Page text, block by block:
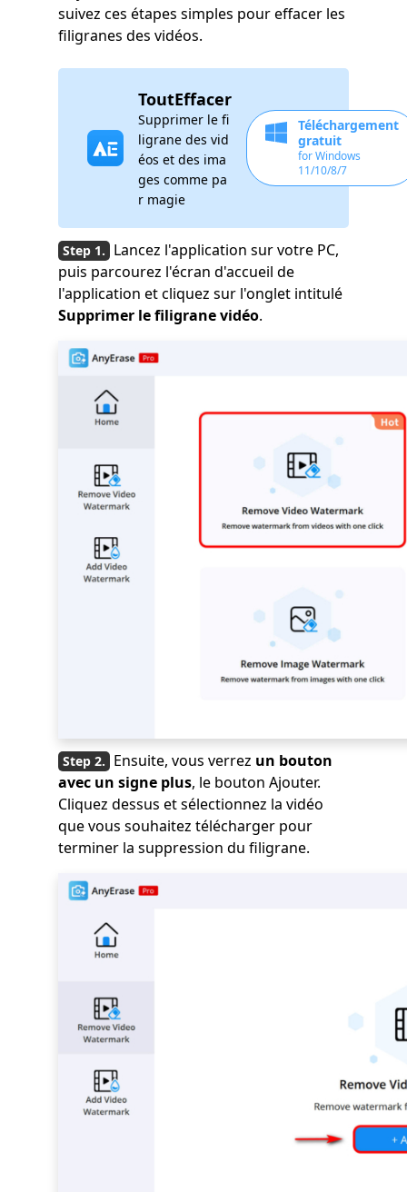
suivez ces étapes simples pour effacer les
filigranes des vidéos.
ToutEffacer
Supprimer le fi
ligrane des vid
éos et des ima
ges comme pa
r magie
Téléchargement
gratuit
for Windows
11/10/8/7
Lancez l'application sur votre PC,
puis parcourez l'écran d'accueil de
l'application et cliquez sur l'onglet intitulé
Supprimer le filigrane vidéo.
Ensuite, vous verrez un bouton
avec un signe plus, le bouton Ajouter.
Cliquez dessus et sélectionnez la vidéo
que vous souhaitez télécharger pour
terminer la suppression du filigrane.